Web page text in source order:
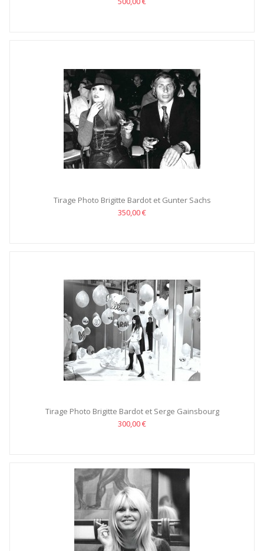
Tirage Photo Brigitte Bardot et Gunter Sachs
350,00 €
Tirage Photo Brigitte Bardot et Serge Gainsbourg
300,00 €